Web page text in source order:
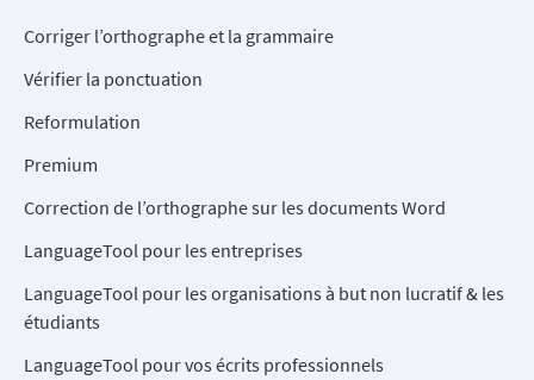
Corriger l’orthographe et la grammaire
Vérifier la ponctuation
Reformulation
Premium
Correction de l’orthographe sur les documents Word
LanguageTool pour les entreprises
LanguageTool pour les organisations à but non lucratif & les
étudiants
LanguageTool pour vos écrits professionnels